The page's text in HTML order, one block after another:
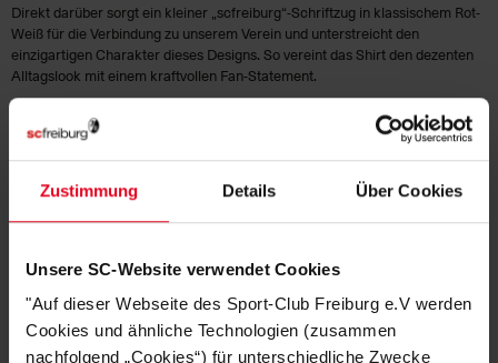
Zustimmung Details Über Cookies
Unsere SC-Website verwendet Cookies
"Auf dieser Webseite des Sport-Club Freiburg e.V werden
Cookies und ähnliche Technologien (zusammen
nachfolgend „Cookies“) für unterschiedliche Zwecke
Direkt darüber sorgt ein kleiner „scfreiburg“-Schriftzug in klassischem Rot-
Weiß für die Verbindung zu unserem Verein und unterstreicht den
einzigartigen Charakter dieses Designs. So vereint das Shirt den dezenten
Alltagslook mit einem kraftvollen Fan-Statement.
MATERIALIEN
Artikelnummer: 25-100084
Logistiknummer: EM001694-001